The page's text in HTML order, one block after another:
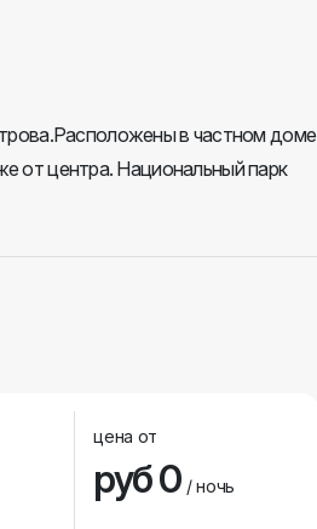
в частном доме
от центра. Национальный парк
цена от
руб 0/ ночь